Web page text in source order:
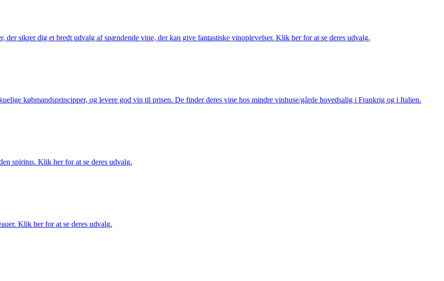
der sikrer dig et bredt udvalg af spændende vine, der kan give fantastiske vinoplevelser. Klik her for at se deres udvalg.
købmandsprincipper, og levere god vin til prisen. De finder deres vine hos mindre vinhuse/gårde hovedsalig i Frankrig og i Italien.
spiritus. Klik her for at se deres udvalg.
Klik her for at se deres udvalg.